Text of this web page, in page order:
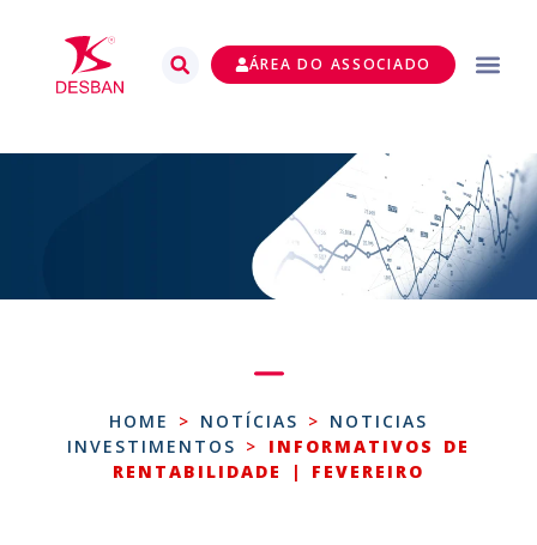
ÁREA DO ASSOCIADO
HOME > NOTÍCIAS > NOTICIAS
INVESTIMENTOS > INFORMATIVOS DE
RENTABILIDADE | FEVEREIRO